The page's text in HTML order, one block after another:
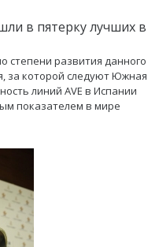
в пятерку лучших в
степени развития данного
за которой следуют Южная
линий AVE в Испании
показателем в мире